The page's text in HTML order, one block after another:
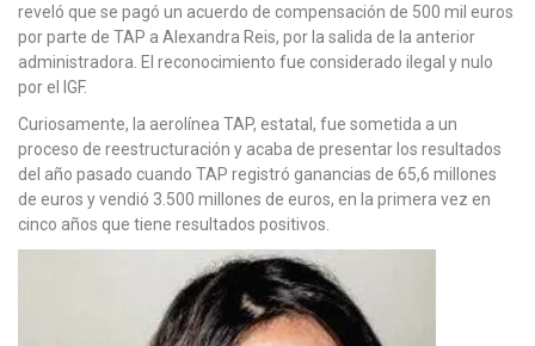
reveló que se pagó un acuerdo de compensación de 500 mil euros
por parte de TAP a Alexandra Reis, por la salida de la anterior
administradora. El reconocimiento fue considerado ilegal y nulo
por el IGF.
Curiosamente, la aerolínea TAP, estatal, fue sometida a un
proceso de reestructuración y acaba de presentar los resultados
del año pasado cuando TAP registró ganancias de 65,6 millones
de euros y vendió 3.500 millones de euros, en la primera vez en
cinco años que tiene resultados positivos.